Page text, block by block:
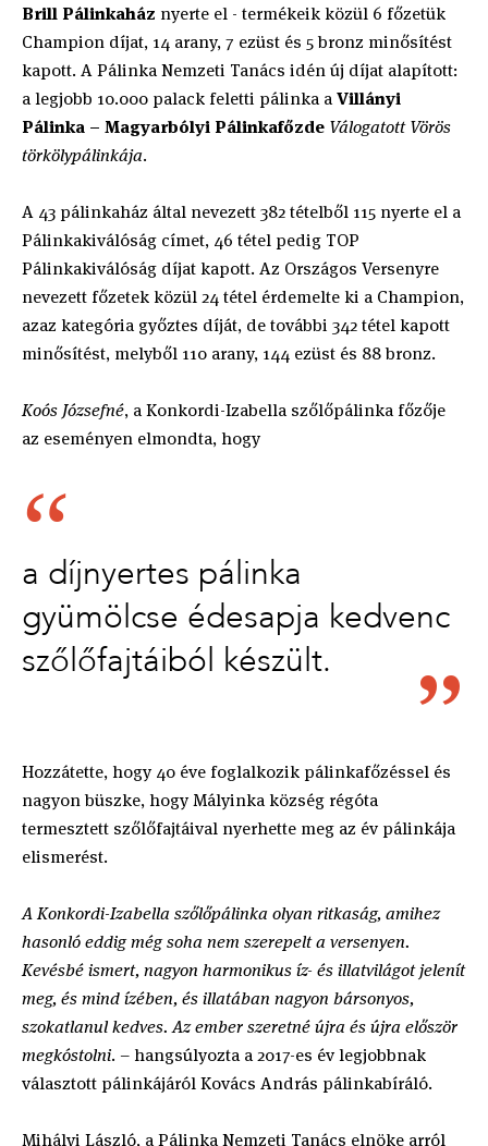
Brill Pálinkaház nyerte el - termékeik közül 6 főzetük
Champion díjat, 14 arany, 7 ezüst és 5 bronz minősítést
kapott. A Pálinka Nemzeti Tanács idén új díjat alapított:
a legjobb 10.000 palack feletti pálinka aVillányi
Pálinka – Magyarbólyi Pálinkafőzde Válogatott Vörös
törkölypálinkája.
A 43 pálinkaház által nevezett 382 tételből 115 nyerte el a
Pálinkakiválóság címet, 46 tétel pedig TOP
Pálinkakiválóság díjat kapott. Az Országos Versenyre
nevezett főzetek közül 24 tétel érdemelte ki a Champion,
azaz kategória győztes díját, de további 342 tétel kapott
minősítést, melyből 110 arany, 144 ezüst és 88 bronz.
Koós Józsefné, a Konkordi-Izabella szőlőpálinka főzője
az eseményen elmondta, hogy
a díjnyertes pálinka
gyümölcse édesapja kedvenc
szőlőfajtáiból készült.
Hozzátette, hogy 40 éve foglalkozik pálinkafőzéssel és
nagyon büszke, hogy Mályinka község régóta
termesztett szőlőfajtáival nyerhette meg az év pálinkája
elismerést.
A Konkordi-Izabella szőlőpálinka olyan ritkaság, amihez
hasonló eddig még soha nem szerepelt a versenyen.
Kevésbé ismert, nagyon harmonikus íz- és illatvilágot jelenít
meg, és mind ízében, és illatában nagyon bársonyos,
szokatlanul kedves. Az ember szeretné újra és újra először
megkóstolni. – hangsúlyozta a 2017-es év legjobbnak
választott pálinkájáról Kovács András pálinkabíráló.
Mihályi László, a Pálinka Nemzeti Tanács elnöke arról